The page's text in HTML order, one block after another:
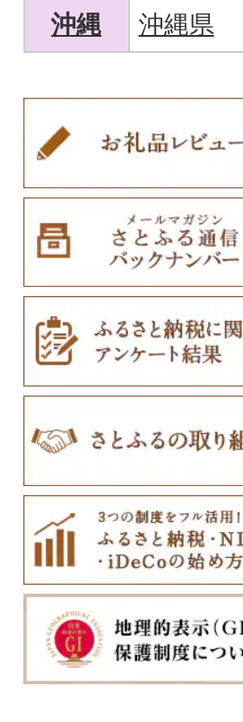
沖縄
沖縄県